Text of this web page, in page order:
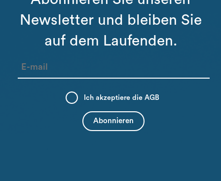
Newsletter und bleiben Sie
auf dem Laufenden.
Ich akzeptiere dieAGB